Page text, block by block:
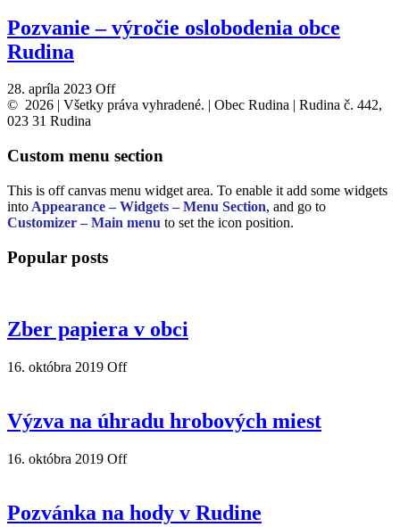
Pozvanie – výročie oslobodenia obce
Rudina
28. apríla 2023 Off
© 2026 | Všetky práva vyhradené. | Obec Rudina | Rudina č. 442,
023 31 Rudina
Custom menu section
This is off canvas menu widget area. To enable it add some widgets
into Appearance – Widgets – Menu Section, and go to
Customizer – Main menu to set the icon position.
Popular posts
Zber papiera v obci
16. októbra 2019 Off
Výzva na úhradu hrobových miest
16. októbra 2019 Off
Pozvánka na hody v Rudine